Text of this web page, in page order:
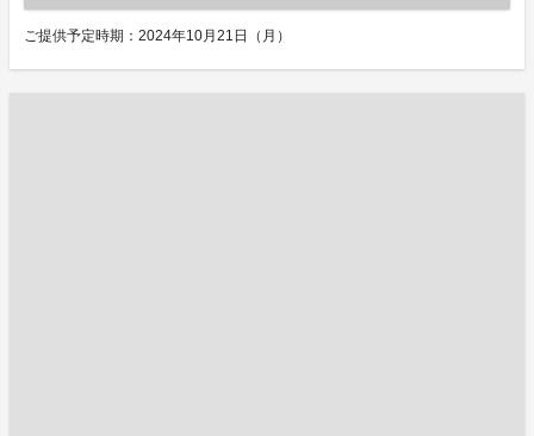
ご提供予定時期：2024年10月21日（月）